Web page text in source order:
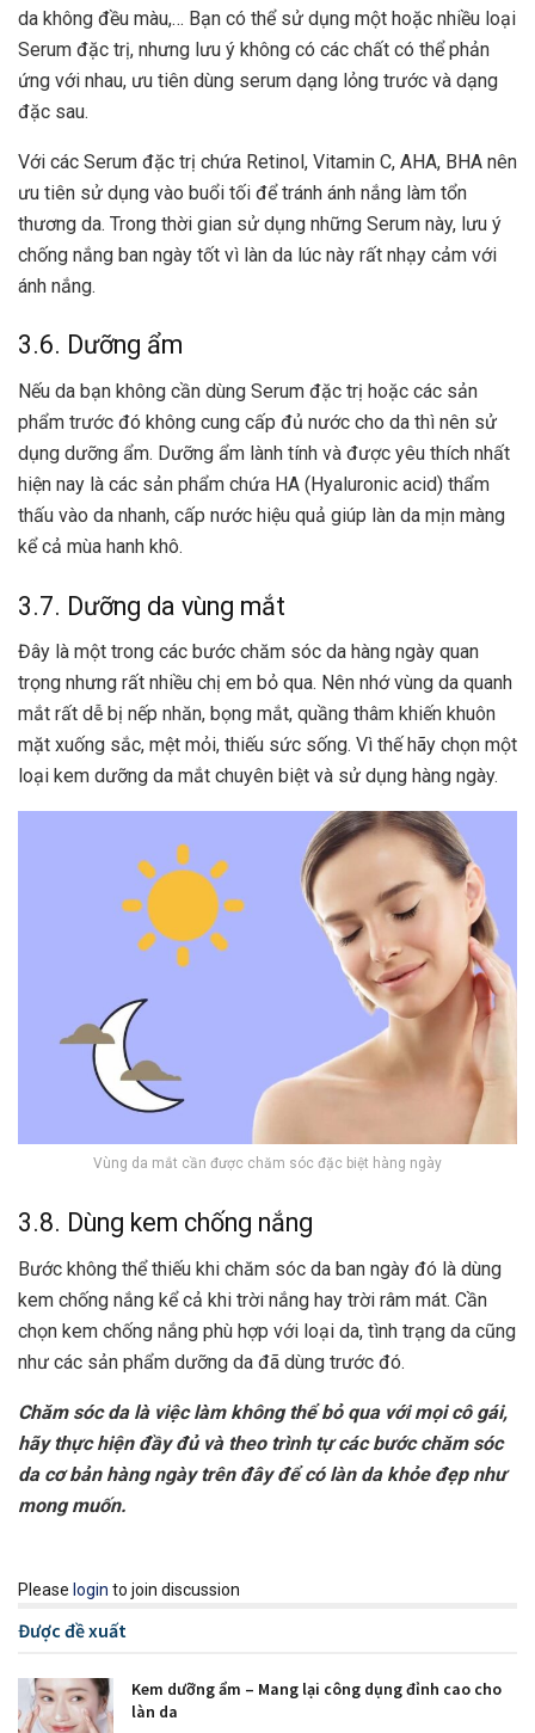
da không đều màu,… Bạn có thể sử dụng một hoặc nhiều loại
Serum đặc trị, nhưng lưu ý không có các chất có thể phản
ứng với nhau, ưu tiên dùng serum dạng lỏng trước và dạng
đặc sau.
Với các Serum đặc trị chứa Retinol, Vitamin C, AHA, BHA nên
ưu tiên sử dụng vào buổi tối để tránh ánh nắng làm tổn
thương da. Trong thời gian sử dụng những Serum này, lưu ý
chống nắng ban ngày tốt vì làn da lúc này rất nhạy cảm với
ánh nắng.
3.6. Dưỡng ẩm
Nếu da bạn không cần dùng Serum đặc trị hoặc các sản
phẩm trước đó không cung cấp đủ nước cho da thì nên sử
dụng dưỡng ẩm. Dưỡng ẩm lành tính và được yêu thích nhất
hiện nay là các sản phẩm chứa HA (Hyaluronic acid) thẩm
thấu vào da nhanh, cấp nước hiệu quả giúp làn da mịn màng
kể cả mùa hanh khô.
3.7. Dưỡng da vùng mắt
Đây là một trong các bước chăm sóc da hàng ngày quan
trọng nhưng rất nhiều chị em bỏ qua. Nên nhớ vùng da quanh
mắt rất dễ bị nếp nhăn, bọng mắt, quầng thâm khiến khuôn
mặt xuống sắc, mệt mỏi, thiếu sức sống. Vì thế hãy chọn một
loại kem dưỡng da mắt chuyên biệt và sử dụng hàng ngày.
Vùng da mắt cần được chăm sóc đặc biệt hàng ngày
3.8. Dùng kem chống nắng
Bước không thể thiếu khi chăm sóc da ban ngày đó là dùng
kem chống nắng kể cả khi trời nắng hay trời râm mát. Cần
chọn kem chống nắng phù hợp với loại da, tình trạng da cũng
như các sản phẩm dưỡng da đã dùng trước đó.
Chăm sóc da là việc làm không thể bỏ qua với mọi cô gái,
hãy thực hiện đầy đủ và theo trình tự các bước chăm sóc
da cơ bản hàng ngày trên đây để có làn da khỏe đẹp như
mong muốn.
Please login to join discussion
Được đề xuất
Kem dưỡng ẩm – Mang lại công dụng đỉnh cao cho
làn da